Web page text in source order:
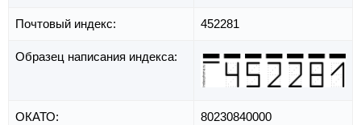
Почтовый индекс: 452281
Образец написания индекса:
ОКАТО: 80230840000